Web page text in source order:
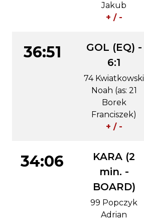
Jakub
+ / -
36:51
GOL (EQ) -
6:1
74 Kwiatkowski
Noah (as: 21
Borek
Franciszek)
+ / -
34:06
KARA (2
min. -
BOARD)
99 Popczyk
Adrian